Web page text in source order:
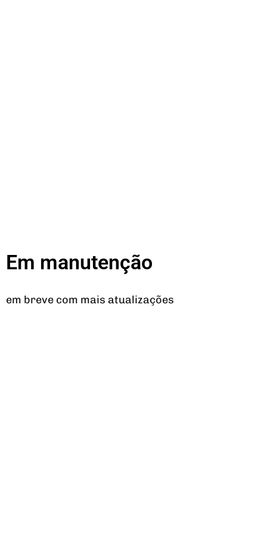
Em manutenção
em breve com mais atualizações